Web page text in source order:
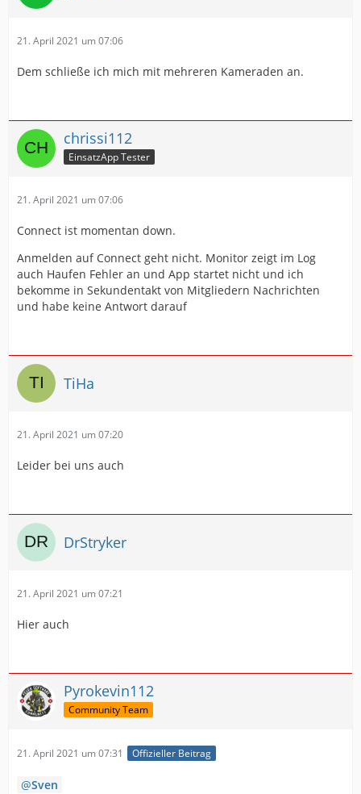
21. April 2021 um 07:06
Dem schließe ich mich mit mehreren Kameraden an.
chrissi112
EinsatzApp Tester
21. April 2021 um 07:06
Connect ist momentan down.
Anmelden auf Connect geht nicht. Monitor zeigt im Log
auch Haufen Fehler an und App startet nicht und ich
bekomme in Sekundentakt von Mitgliedern Nachrichten
und habe keine Antwort darauf
TiHa
21. April 2021 um 07:20
Leider bei uns auch
DrStryker
21. April 2021 um 07:21
Hier auch
Pyrokevin112
Community Team
21. April 2021 um 07:31 Offizieller Beitrag
Sven